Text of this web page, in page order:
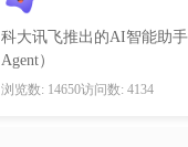
科大讯飞推出的AI智能助
Agent）
浏览数: 14650访问数: 4134